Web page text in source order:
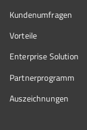
Kundenumfragen
Vorteile
Enterprise Solution
Partnerprogramm
Auszeichnungen